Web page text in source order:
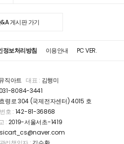
게시판 가기
정보처리방침 이용안내 PC VER.
직아트 대표 : 김행미
8084-3441
령로 304 (국제전자센터) 4015 호
호 : 142-81-36868
: 2019-서울서초-1419